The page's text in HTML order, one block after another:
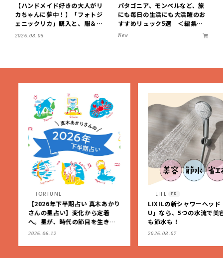
【ハンドメイド好きの大人がリ
カちゃんに夢中！】「フォトジ
ェニックリカ」購入と、服＆ク
ローゼットの手づくり実例をご
2026.08.05
パタゴニア、モンベルなど、旅
にも毎日の生活にも大活躍のお
すすめリュック5選 ＜編集部
セレクト＞【LEEマルシェ】
New
FORTUNE
【2026年下半期占い 真木あかり
さんの星占い】変化から定着
へ。星が、時代の節目を生きる
私たちを導く
2026.06.12
LIFE PR
LIXILの新シャワーヘッド
U」なら、5つの水流で美
も節水も！
2026.08.07